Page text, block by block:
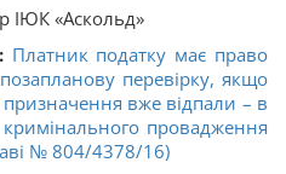
ІЮК «Аскольд»
Платник податку має право
перевірку, якщо
призначення вже відпали – в
провадження
№ 804/4378/16)